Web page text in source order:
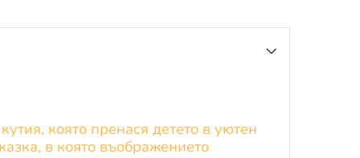
която пренася детето в уютен
в която въображението